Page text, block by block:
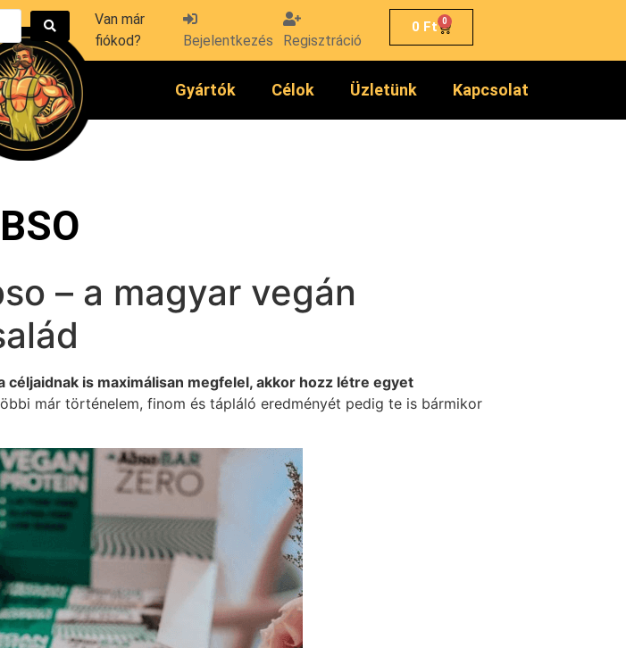
Van már
fiókod?
Bejelentkezés Regisztráció
0 Ft 0
Gyártók Célok Üzletünk Kapcsolat
– a magyar vegán
céljaidnak is maximálisan megfelel, akkor hozz létre egyet
már történelem, finom és tápláló eredményét pedig te is bármikor